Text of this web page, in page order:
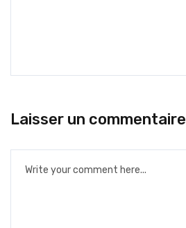
Laisser un commentaire